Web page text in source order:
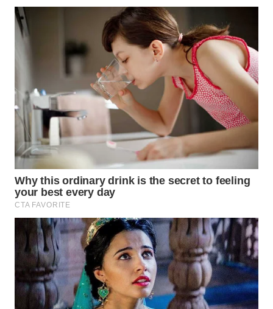
WAHANA
KONSUMEN
WAHANA
TRAVEL
WAHANA
TV
WAHANANEWS
ID
WAHANANEWS
CO ID
WAHANANEWS
NET